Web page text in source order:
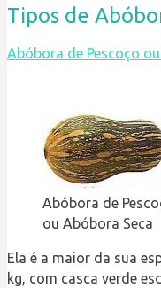
Tipos de
Abóbora de Pescoço
Abóbora de
ou Abóbora Seca
Ela é a maior da sua
kg, com casca verde